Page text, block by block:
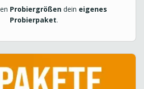
Probiergrößen dein eigenes
Probierpaket.